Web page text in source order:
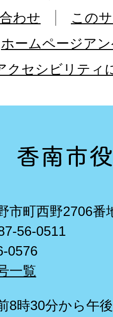
わせ
この
ホームページア
クセシビリティ
市町西野2706番
56-0511
0576
一覧
8時30分から午